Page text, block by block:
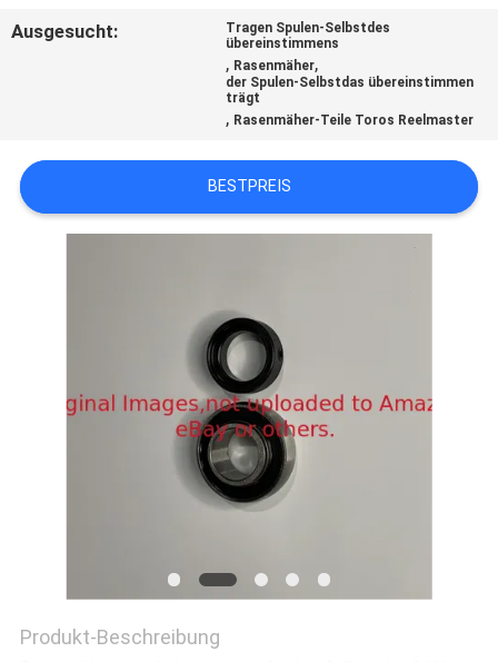
NACHRICHTEN
ZITAT
Ausgesucht:
Tragen Spulen-Selbstdes
übereinstimmens
, Rasenmäher,
der Spulen-Selbstdas übereinstimmen
trägt
, Rasenmäher-Teile Toros Reelmaster
BESTPREIS
Produkt-Beschreibung